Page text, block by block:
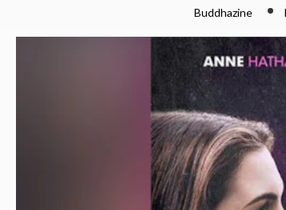
Buddhazine